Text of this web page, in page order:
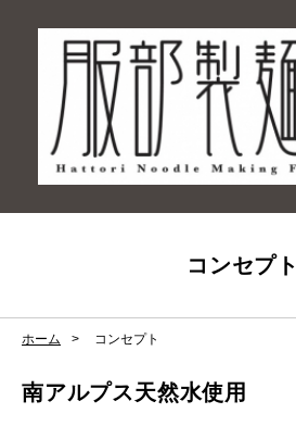
コンセプト
ホーム コンセプト
南アルプス天然水使用